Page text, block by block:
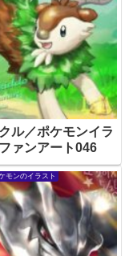
ル／ポケモンイラ
ァンアート046
モンのイラスト